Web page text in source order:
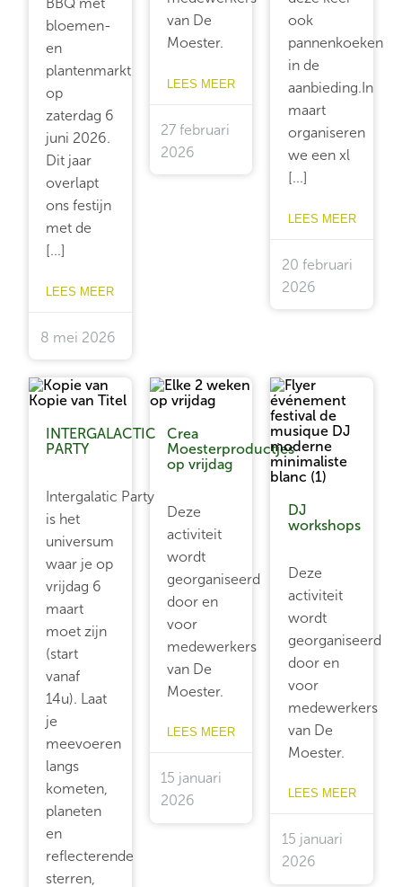
BBQ met
bloemen-
en
plantenmarkt
op
zaterdag 6
juni 2026.
Dit jaar
overlapt
ons festijn
met de
[...]
LEES MEER
8 mei 2026
van De
Moester.
LEES MEER
27 februari
2026
ook
pannenkoeken
in de
aanbieding.In
maart
organiseren
we een xl
[...]
LEES MEER
20 februari
2026
INTERGALACTIC
PARTY
Intergalatic Party
is het
universum
waar je op
vrijdag 6
maart
moet zijn
(start
vanaf
14u). Laat
je
meevoeren
langs
kometen,
planeten
en
reflecterende
sterren,
Crea
Moesterproductjes
op vrijdag
Deze
activiteit
wordt
georganiseerd
door en
voor
medewerkers
van De
Moester.
LEES MEER
15 januari
2026
DJ
workshops
Deze
activiteit
wordt
georganiseerd
door en
voor
medewerkers
van De
Moester.
LEES MEER
15 januari
2026